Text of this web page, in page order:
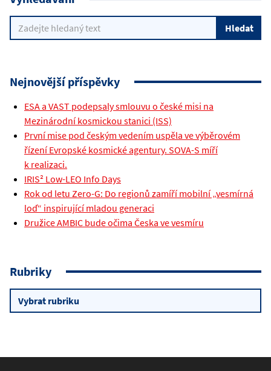
Nejnovější příspěvky
ESA a VAST podepsaly smlouvu o české misi na
Mezinárodní kosmickou stanici (ISS)
První mise pod českým vedením uspěla ve výběrovém
řízení Evropské kosmické agentury. SOVA-S míří
k realizaci.
IRIS² Low-LEO Info Days
Rok od letu Zero-G: Do regionů zamíří mobilní „vesmírná
loď“ inspirující mladou generaci
Družice AMBIC bude očima Česka ve vesmíru
Rubriky
Rubriky